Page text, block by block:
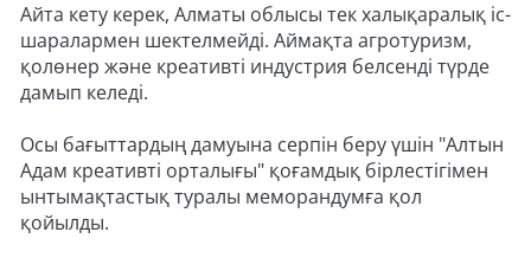
Айта кету керек, Алматы облысы тек халықаралық іс-
шаралармен шектелмейді. Аймақта агротуризм,
қолөнер және креативті индустрия белсенді түрде
дамып келеді.
Осы бағыттардың дамуына серпін беру үшін "Алтын
Адам креативті орталығы" қоғамдық бірлестігімен
ынтымақтастық туралы меморандумға қол
қойылды.